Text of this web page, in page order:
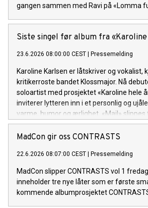
gangen sammen med Ravi på «Lomma
Siste singel før album fra
23.6.2026 08:00:00 CEST Pressemelding
Karoline Karlsen er låtskriver og vokalist,
kritikerroste bandet Klossmajor. Nå
soloartist med prosjektet «Karoline hele
inviterer lytteren inn i et personlig og
varme, humor og ærlighet. «Mail» slippes
MadCon gir oss CONTRASTS
22.6.2026 08:07:00 CEST Pressemelding
MadCon slipper CONTRASTS vol 1
inneholder tre nye låter som er første
kommende albumprosjektet